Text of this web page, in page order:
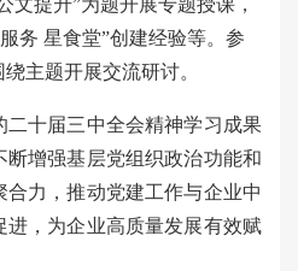
务 星食堂”创建经验等。参
主题开展交流研讨。
十届三中全会精神学习成果
增强基层党组织政治功能和
力，推动党建工作与企业中
，为企业高质量发展有效赋